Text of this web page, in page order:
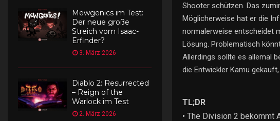
Shooter schützen. Das
Möglicherweise hat er die
normalerweise entscheidet
Lösung. Problematisch
Allerdings sollte es allemal
die Entwickler Kamu
TL;DR
• The Division 2 bekommt
Mewgenics im Test:
Der neue große
Streich vom Isaac-
Erfinder?
3. März 2026
Diablo 2: Resurrected
– Reign of the
Warlock im Test
2. März 2026